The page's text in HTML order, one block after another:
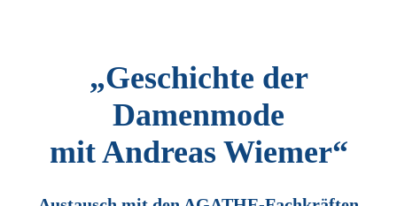
„Geschichte der
Damenmode
mit Andreas Wiemer“